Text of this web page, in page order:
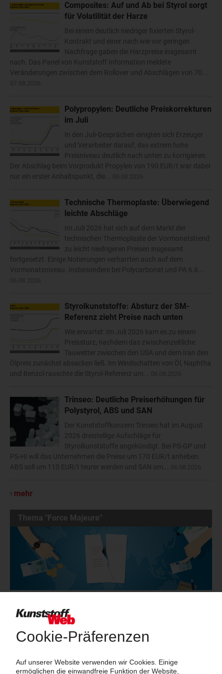
Composites: Auf und Ab bei Styrol sorgt
für Volatilität der Harze
Bei einem deutlich niedriger fixierten Styrol-
Kontrakt und einer nach wie vor geringen
Nachfrage gaben die Harzpreise insgesamt
nach. Das Panel von Kunststoff Information meldete
Veränderungen zwischen dem Rollover und Abschlägen von 70...
Polypropylen: Deutliche Preiskorrekturen
im Juli
In den Juli-Gesprächen einigten sich Erzeuger
und Verarbeiter darauf, das extrem hohe
Preisniveau deutlich nach unten zu korrigieren.
Der Abschlag beim Vorprodukt Propylen von 190 EUR/t war dabei
nur ein erster Anhaltspunkt, die...
Technische Thermoplaste: Überwiegend
leichte Abschläge
Im Juli 2026 hat sich auf dem Markt der
technischen Thermoplaste der Vormonatstrend
zu leicht niedrigeren Preisen insgesamt
fortgesetzt. Einige Notierungen verharrten auch auf dem
Vormonatsniveau. Insbesondere bei Polycarbonat und PA 6.6...
Styrolkunststoffe: Absturz der SM-
Referenz zieht Preise nach unten
Wie erwartet: Im Juli 2026 kam es zu einem
Preissturz, nachdem das zwischenzeitliche
Tauwetter zwischen den USA und dem Iran den
Ölpreis zunächst absacken ließ. Im Windschatten von Öl, Naphtha
und Benzol rauschte die Styrol-Referenz um...
Trinseo: Deutliche Preiserhöhungen für
Polystyrol, ABS und SAN
Der Kunststoffkonzern Trinseo hat im August
2026 dreistellige Aufschläge für
Styrolkunststoffe angekündigt. Bei PS-GP und
PS-HI will das Unternehmen die Preise um 170 EUR/t anheben.
ABS soll um 110 EUR/t teurer werden und SAN um...
mehr
Thema "Force Majeure"
Fragen und Antworten: Was Kunst­stoff­verarbeiter wissen müssen,
wenn der Lieferant nicht mehr liefert – Informationen zum
Themenkomplex Force Majeure, Corona und Kunststoff-
Jetzt lesen